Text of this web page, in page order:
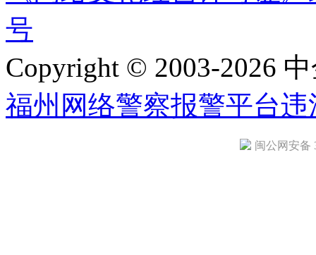
号
Copyright © 2003-2026
福州网络警察报警平台违
闽公网安备